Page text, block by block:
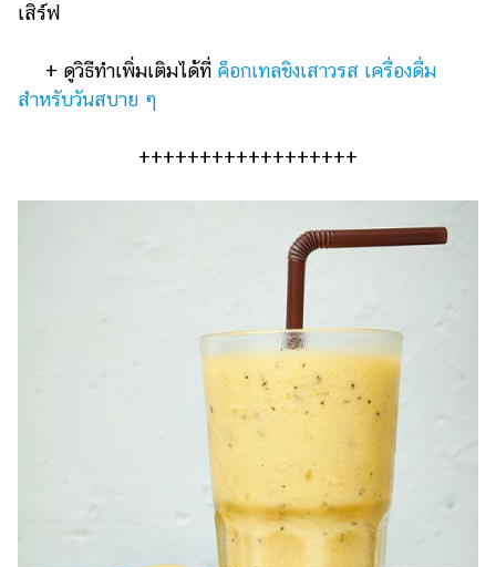
เสิร์ฟ
+ ดูวิธีทำเพิ่มเติมได้ที่ ค็อกเทลขิงเสาวรส เครื่องดื่ม
สำหรับวันสบาย ๆ
++++++++++++++++++